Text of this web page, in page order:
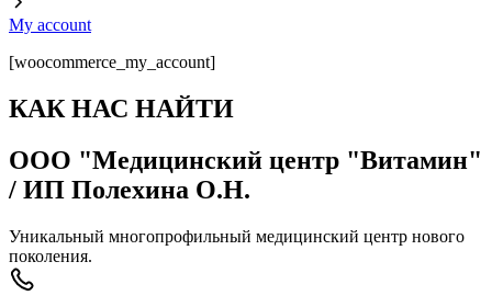
My account
[woocommerce_my_account]
КАК НАС НАЙТИ
ООО "Медицинский центр "Витамин"
/ ИП Полехина О.Н.
Уникальный многопрофильный медицинский центр нового
поколения.